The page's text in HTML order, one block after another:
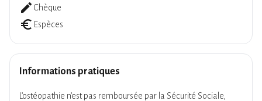
create Chèque
euro_symbol Espèces
Informations pratiques
L’ostéopathie n’est pas remboursée par la Sécurité Sociale,